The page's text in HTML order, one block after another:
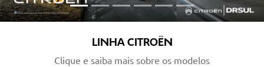
LINHA CITROËN
Clique e saiba mais sobre os modelos